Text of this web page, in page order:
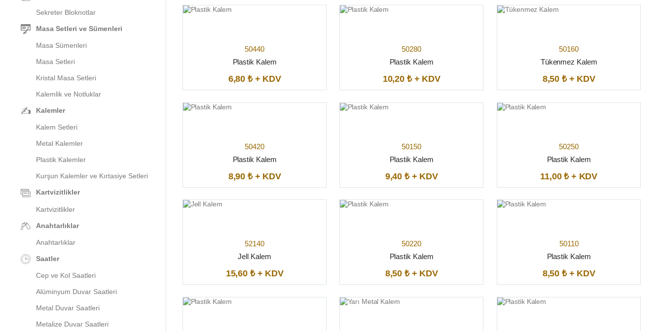
Sekreter Bloknotlar
Masa Setleri ve Sümenleri
Masa Sümenleri
Masa Setleri
Kristal Masa Setleri
Kalemlik ve Notluklar
Kalemler
Kalem Setleri
Metal Kalemler
Plastik Kalemler
Kurşun Kalemler ve Kırtasiye Setleri
Kartvizitlikler
Kartvizitlikler
Anahtarlıklar
Anahtarlıklar
Saatler
Cep ve Kol Saatleri
Alüminyum Duvar Saatleri
Metal Duvar Saatleri
Metalize Duvar Saatleri
50440
Plastik Kalem
6,80 ₺ + KDV
50280
Plastik Kalem
10,20 ₺ + KDV
50160
Tükenmez Kalem
8,50 ₺ + KDV
50420
Plastik Kalem
8,90 ₺ + KDV
50150
Plastik Kalem
9,40 ₺ + KDV
50250
Plastik Kalem
11,00 ₺ + KDV
52140
Jell Kalem
15,60 ₺ + KDV
50220
Plastik Kalem
8,50 ₺ + KDV
50110
Plastik Kalem
8,50 ₺ + KDV